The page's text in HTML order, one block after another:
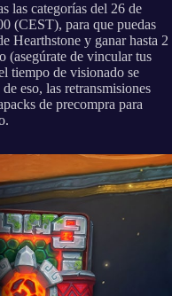
las categorías del 26 de
(CEST), para que puedas
Hearthstone y ganar hasta 2
(asegúrate de vincular tus
tiempo de visionado se
eso, las retransmisiones
de precompra para